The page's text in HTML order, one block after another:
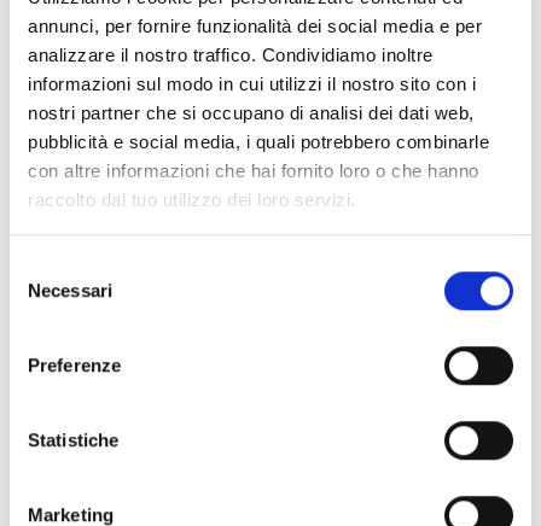
annunci, per fornire funzionalità dei social media e per
analizzare il nostro traffico. Condividiamo inoltre
informazioni sul modo in cui utilizzi il nostro sito con i
nostri partner che si occupano di analisi dei dati web,
pubblicità e social media, i quali potrebbero combinarle
con altre informazioni che hai fornito loro o che hanno
raccolto dal tuo utilizzo dei loro servizi.
delNecessari
Preferenze
Statistiche
Marketing
anonima.
Nome
FornitoreScopo
Durata
massima
di
_ga
Google Registra un ID
univoco
utilizzato per
generare dati
2